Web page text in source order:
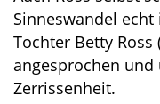
Sinneswandel
Tochter Betty
angesprochen
Zerrissenheit.